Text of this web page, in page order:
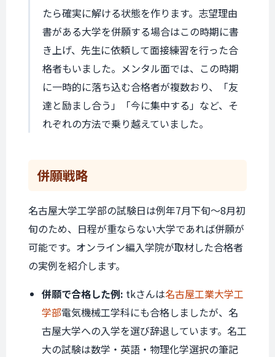
たら確実に解ける状態を作ります。志望理由
書がある大学を併願する場合はこの時期に書
き上げ、先生に依頼して面接練習を行った合
格者もいました。メンタル面では、この時期
に一時的に落ち込む合格者が複数おり、「友
達と励まし合う」「今に集中する」など、そ
れぞれの方法で乗り越えていました。
併願戦略
名古屋大学工学部の試験日は例年7月下旬〜8月初
旬のため、日程が重ならない大学であれば併願が
可能です。オンライン編入学院が取材した合格者
の実例を紹介します。
併願で合格した例: tkさんは名古屋工業大学工
学部電気機械工学科にも合格しましたが、名
古屋大学への入学を選び辞退しています。名工
大の試験は数学・英語・物理化学選択の筆記